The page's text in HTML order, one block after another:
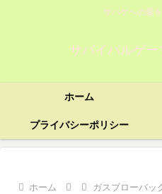
サバゲへの愛
サバイバルゲ
ホーム
プライバシーポリシー
ホーム ガスブローバッ